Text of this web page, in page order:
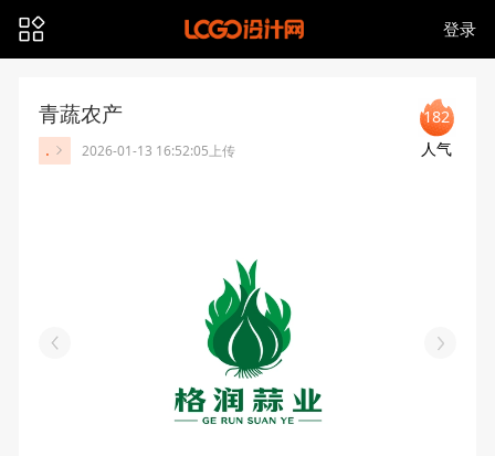
登录
青蔬农产
. 2026-01-13 16:52:05上传
182
人气